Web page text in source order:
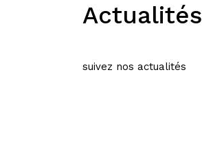
Actualités
suivez nos actualités